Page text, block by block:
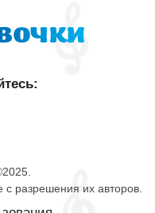
разрешения их авторов.